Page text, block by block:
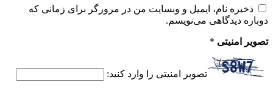
ذخیره نام، ایمیل و وبسایت من در مرورگر برای زمانی که
دوباره دیدگاهی می‌نویسم.
تصویر امنیتی *
تصویر امنیتی را وارد کنید: